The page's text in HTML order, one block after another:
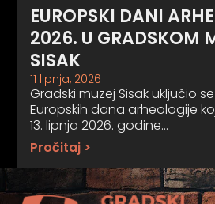
EUROPSKI DANI
2026. U GRADSKOM
SISAK
11 lipnja, 2026
Gradski muzej Sisak uključio
Europskih dana arheologije
13. lipnja 2026. godine…
Pročitaj >